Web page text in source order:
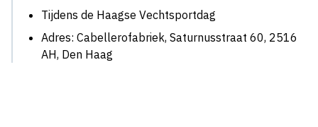
Tijdens de Haagse Vechtsportdag
Adres: Cabellerofabriek, Saturnusstraat 60, 2516
AH, Den Haag